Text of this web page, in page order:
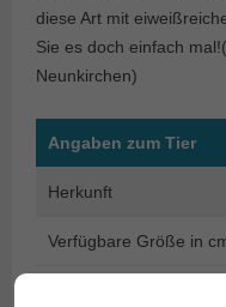
diese Art mit
Sie es doch einfach
Neunkirchen)
Angaben zum Tier
Herkunft
Verfügbare Größe in